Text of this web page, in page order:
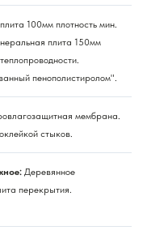
100мм плотность мин.
плита 150мм
пенополистиролом".
мембрана.
стыков.
Деревянное
перекрытия.